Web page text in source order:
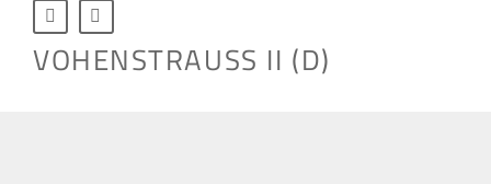
 
VOHENSTRAUSS II (D)